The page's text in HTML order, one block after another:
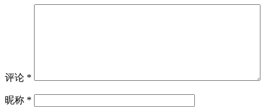
评论 *
昵称 *